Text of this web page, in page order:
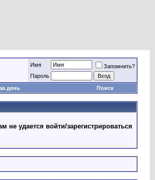
Имя
Запомнить?
Пароль
день Поиск
удается войти/зарегистрироваться